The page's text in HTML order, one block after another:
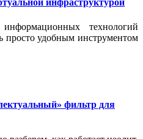
инфраструктурой
технологий
просто удобным инструментом
фильтр для